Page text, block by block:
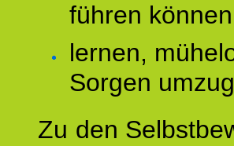
führen
lernen,
Sorgen
Zu den